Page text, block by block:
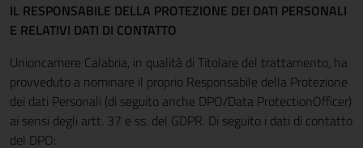
IL RESPONSABILE DELLA PROTEZIONE DEI DATI PERSONALI
E RELATIVI DATI DI CONTATTO
Unioncamere Calabria, in qualità di Titolare del trattamento, ha
provveduto a nominare il proprio Responsabile della Protezione
dei dati Personali (di seguito anche DPO/Data ProtectionOfficer)
ai sensi degli artt. 37 e ss. del GDPR. Di seguito i dati di contatto
del DPO: